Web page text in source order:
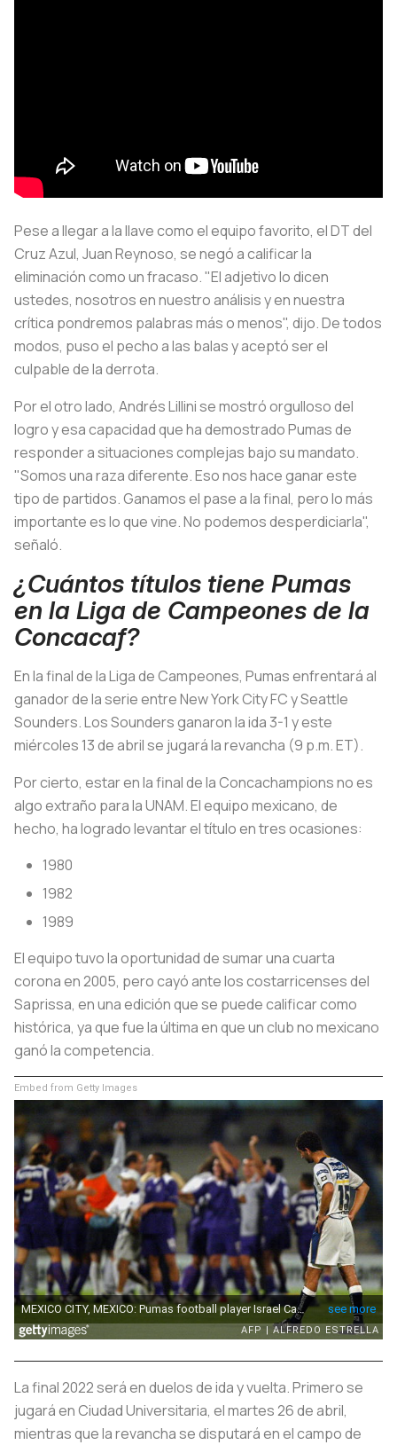
Pese a llegar a la llave como el equipo favorito, el DT del
Cruz Azul, Juan Reynoso, se negó a calificar la
eliminación como un fracaso. "El adjetivo lo dicen
ustedes, nosotros en nuestro análisis y en nuestra
crítica pondremos palabras más o menos", dijo. De todos
modos, puso el pecho a las balas y aceptó ser el
culpable de la derrota.
Por el otro lado, Andrés Lillini se mostró orgulloso del
logro y esa capacidad que ha demostrado Pumas de
responder a situaciones complejas bajo su mandato.
"Somos una raza diferente. Eso nos hace ganar este
tipo de partidos. Ganamos el pase a la final, pero lo más
importante es lo que vine. No podemos desperdiciarla",
señaló.
¿Cuántos títulos tiene Pumas
en la Liga de Campeones de la
Concacaf?
En la final de la Liga de Campeones, Pumas enfrentará al
ganador de la serie entre New York City FC y Seattle
Sounders. Los Sounders ganaron la ida 3-1 y este
miércoles 13 de abril se jugará la revancha (9 p.m. ET).
Por cierto, estar en la final de la Concachampions no es
algo extraño para la UNAM. El equipo mexicano, de
hecho, ha logrado levantar el título en tres ocasiones:
1980
1982
1989
El equipo tuvo la oportunidad de sumar una cuarta
corona en 2005, pero cayó ante los costarricenses del
Saprissa, en una edición que se puede calificar como
histórica, ya que fue la última en que un club no mexicano
ganó la competencia.
Embed from Getty Images
La final 2022 será en duelos de ida y vuelta. Primero se
jugará en Ciudad Universitaria, el martes 26 de abril,
mientras que la revancha se disputará en el campo de